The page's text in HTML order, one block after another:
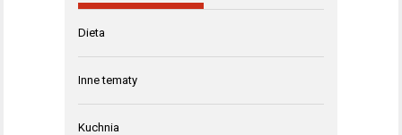
Dieta
Inne tematy
Kuchnia